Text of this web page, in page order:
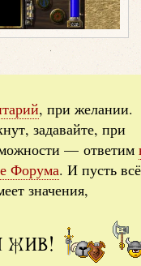
, при желании.
задавайте, при
— ответим
Форума. И пусть всё
значения,
жив!